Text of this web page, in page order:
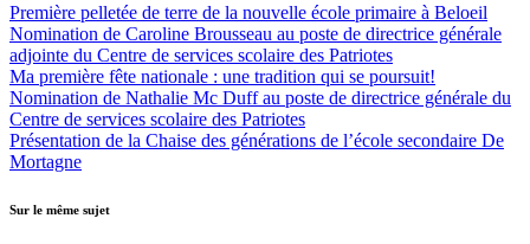
Première pelletée de terre de la nouvelle école primaire à Beloeil
Nomination de Caroline Brousseau au poste de directrice générale
adjointe du Centre de services scolaire des Patriotes
Ma première fête nationale : une tradition qui se poursuit!
Nomination de Nathalie Mc Duff au poste de directrice générale du
Centre de services scolaire des Patriotes
Présentation de la Chaise des générations de l’école secondaire De
Mortagne
Sur le même sujet